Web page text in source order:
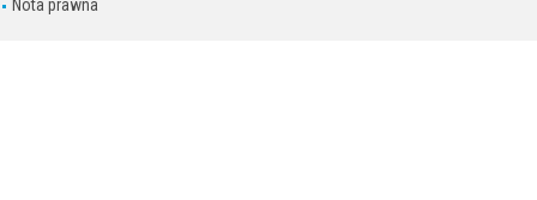
Nota prawna